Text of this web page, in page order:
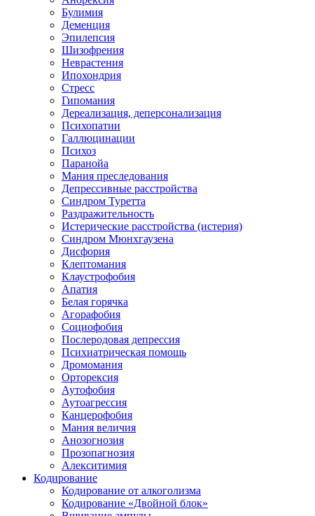
Булимия
Деменция
Эпилепсия
Шизофрения
Неврастения
Ипохондрия
Стресс
Гипомания
Дереализация, деперсонализация
Психопатии
Галлюцинации
Психоз
Паранойа
Мания преследования
Депрессивные расстройства
Синдром Туретта
Раздражительность
Истерические расстройства (истерия)
Синдром Мюнхгаузена
Дисфория
Клептомания
Клаустрофобия
Апатия
Белая горячка
Агорафобия
Социофобия
Послеродовая депрессия
Психиатрическая помощь
Дромомания
Орторексия
Аутофобия
Аутоагрессия
Канцерофобия
Мания величия
Анозогнозия
Прозопагнозия
Алекситимия
Кодирование
Кодирование от алкоголизма
Кодирование «Двойной блок»